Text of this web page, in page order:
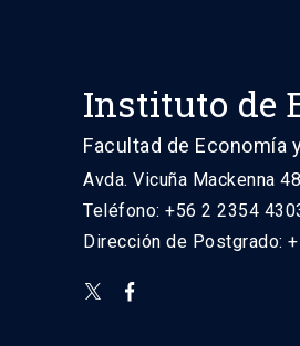
Instituto de
Facultad de Economía
Avda. Vicuña Mackenna
Teléfono: +56 2 2354
Dirección de Postgrado: